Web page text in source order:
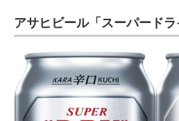
アサヒビール「スーパードラ